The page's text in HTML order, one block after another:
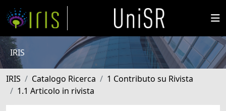
IRIS
IRIS Catalogo Ricerca
1 Contributo su Rivista
1.1 Articolo in rivista